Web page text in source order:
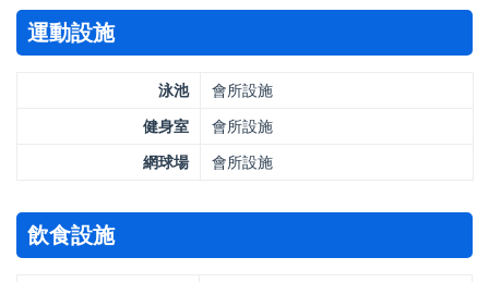
運動設施
泳池
會所設施
健身室
會所設施
網球場
會所設施
飲食設施